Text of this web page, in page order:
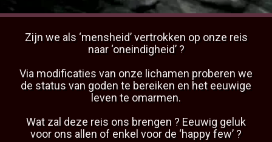
Zijn we als ‘mensheid’ vertrokken op onze reis
naar ‘oneindigheid’ ?
Via modificaties van onze lichamen proberen we
de status van goden te bereiken en het eeuwige
leven te omarmen.
Wat zal deze reis ons brengen ? Eeuwig geluk
voor ons allen of enkel voor de ‘happy few’ ?